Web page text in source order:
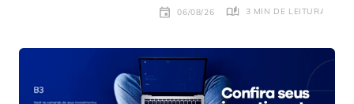
06/08/26 3 MIN DE LEITURA